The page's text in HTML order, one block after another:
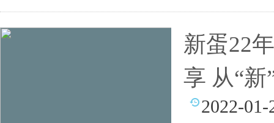
新蛋22
享 从“
2022-01-